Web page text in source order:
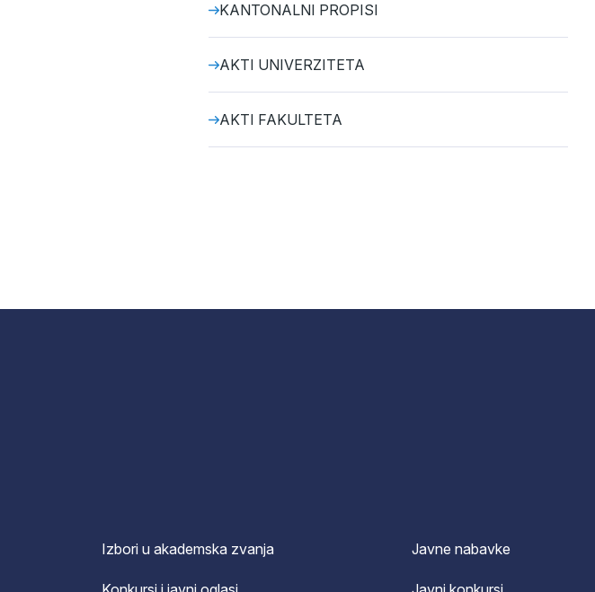
KANTONALNI PROPISI
AKTI UNIVERZITETA
AKTI FAKULTETA
Izbori u akademska zvanja Javne nabavke